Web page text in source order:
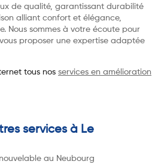
de qualité, garantissant durabilité
alliant confort et élégance,
Nous sommes à votre écoute pour
proposer une expertise adaptée
tous nos services en amélioration
services à Le
au Neubourg